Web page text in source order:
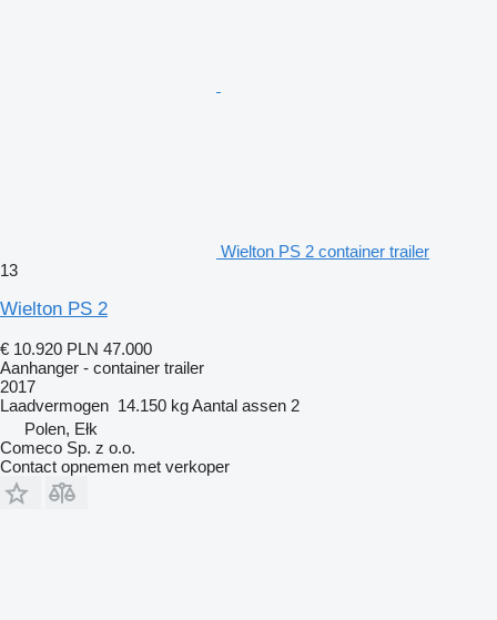
Wielton PS 2 container trailer
13
Wielton PS 2
€ 10.920 PLN 47.000
Aanhanger - container trailer
2017
Laadvermogen 14.150 kgAantal assen 2
Polen, Ełk
Comeco Sp. z o.o.
Contact opnemen met verkoper